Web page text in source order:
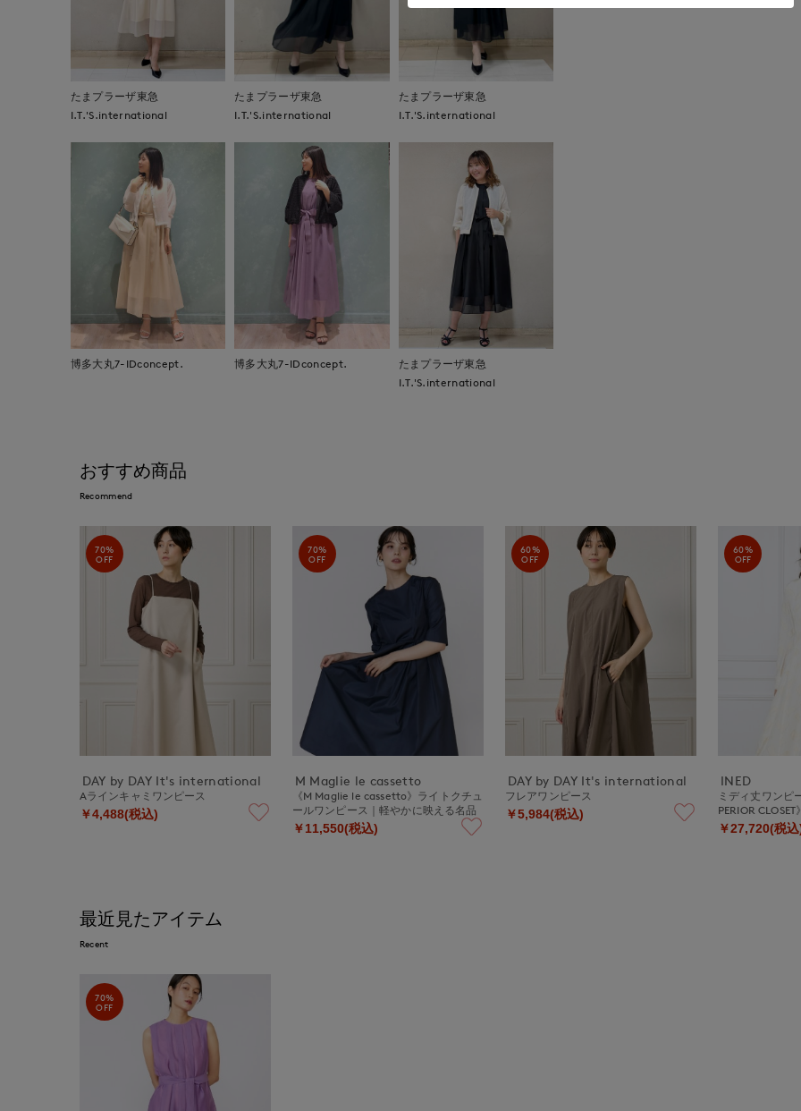
たまプラーザ東急
I.T.'S.international
たまプラーザ東急
I.T.'S.international
たまプラーザ東急
I.T.'S.international
博多大丸7-IDconcept. 博多大丸7-IDconcept.
たまプラーザ東急
I.T.'S.international
おすすめ商品
Recommend
70%
OFF
DAY by DAY It's international
Aラインキャミワンピース
￥4,488(税込)
70%
OFF
M Maglie le cassetto
《M Maglie le cassetto》ライトクチュ
ールワンピース｜軽やかに映える名品
￥11,550(税込)
60%
OFF
DAY by DAY It's international
フレアワンピース
￥5,984(税込)
60%
OFF
INED
ミディ丈ワン
PERIOR CLOSET》
￥27,720(税込
最近見たアイテム
Recent
70%
OFF